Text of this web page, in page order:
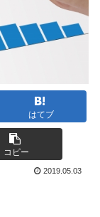
はてブ
コピー
2019.05.03